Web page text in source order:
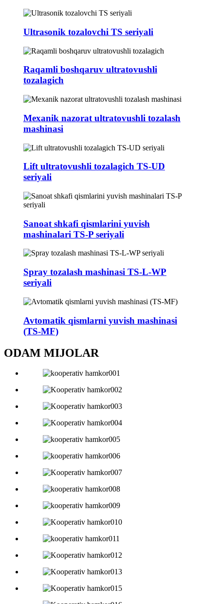
Ultrasonik tozalovchi TS seriyali
Raqamli boshqaruv ultratovushli
tozalagich
Mexanik nazorat ultratovushli tozalash
mashinasi
Lift ultratovushli tozalagich TS-UD
seriyali
Sanoat shkafi qismlarini yuvish
mashinalari TS-P seriyali
Spray tozalash mashinasi TS-L-WP
seriyali
Avtomatik qismlarni yuvish mashinasi
(TS-MF)
ODAM MIJOLAR